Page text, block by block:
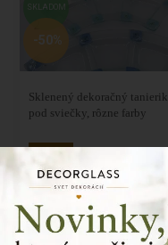
SKLADOM
Sklenený dekoračný tanierik
pod sviečky, rôzne farby
-50%
AKCIA